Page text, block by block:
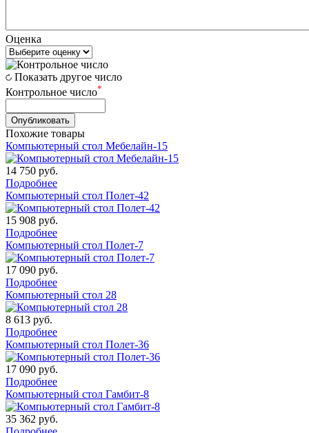
Оценка
Показать другое число
Контрольное число*
Похожие товары
Компьютерный стол Мебелайн-15
14 750 руб.
Подробнее
Компьютерный стол Полет-42
15 908 руб.
Подробнее
Компьютерный стол Полет-7
17 090 руб.
Подробнее
Компьютерный стол 28
8 613 руб.
Подробнее
Компьютерный стол Полет-36
17 090 руб.
Подробнее
Компьютерный стол Гамбит-8
35 362 руб.